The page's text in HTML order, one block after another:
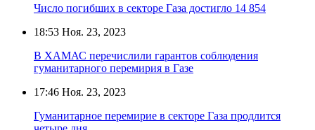
Число погибших в секторе Газа достигло 14 854
18:53 Ноя. 23, 2023
В ХАМАС перечислили гарантов соблюдения
гуманитарного перемирия в Газе
17:46 Ноя. 23, 2023
Гуманитарное перемирие в секторе Газа продлится